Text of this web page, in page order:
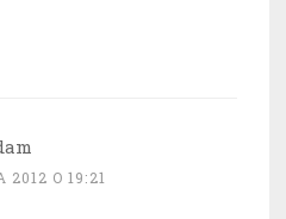
2012 O 19:21